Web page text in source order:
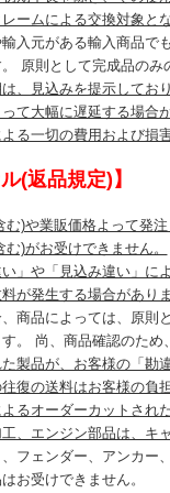
ームによる交換対象と
輸入元がある輸入商品で
原則として完成品のみ
、見込みを提示してお
て大幅に遅延する場合
る一切の費用および損
(返品規定)】
む)や業販価格よって発
)がお受けできません。
」や「見込み違い」に
が発生する場合があり
商品によっては、原則
。 尚、商品確認のた
製品が、お客様の「勘
復の送料はお客様の負
るオーダーカットされ
、エンジン部品は、キ
フェンダー、アンカー
お受けできません。